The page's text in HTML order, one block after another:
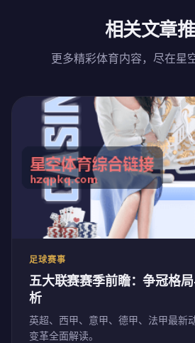
相关文章
更多精彩体育内容，尽在星
足球赛事
五大联赛赛季前瞻：争冠格
析
英超、西甲、意甲、德甲、法甲最新
变革全面解读。